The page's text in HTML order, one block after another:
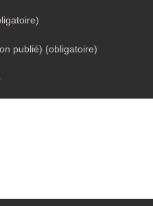
publié) (obligatoire)